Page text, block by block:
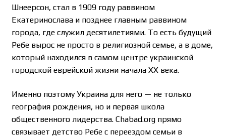
Шнеерсон, стал в 1909 году раввином
Екатеринослава и позднее главным раввином
города, где служил десятилетиями. То есть будущий
Ребе вырос не просто в религиозной семье, а в доме,
который находился в самом центре украинской
городской еврейской жизни начала ХХ века.
Именно поэтому Украина для него — не только
география рождения, но и первая школа
общественного лидерства. Chabad.org прямо
связывает детство Ребе с переездом семьи в